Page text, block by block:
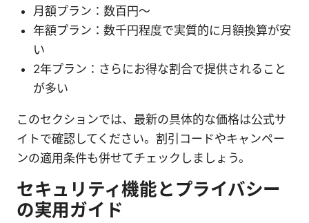
月額プラン：数百円〜
年額プラン：数千円程度で実質的に月額換算が安
い
2年プラン：さらにお得な割合で提供されること
が多い
このセクションでは、最新の具体的な価格は公式サ
イトで確認してください。割引コードやキャンペー
ンの適用条件も併せてチェックしましょう。
セキュリティ機能とプライバシー
の実用ガイド